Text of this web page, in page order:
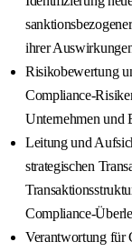
ihrer
Risikobewertung
Compliance-
Unternehmen und
Leitung und
strategischen
Compliance-
Verantwortung für